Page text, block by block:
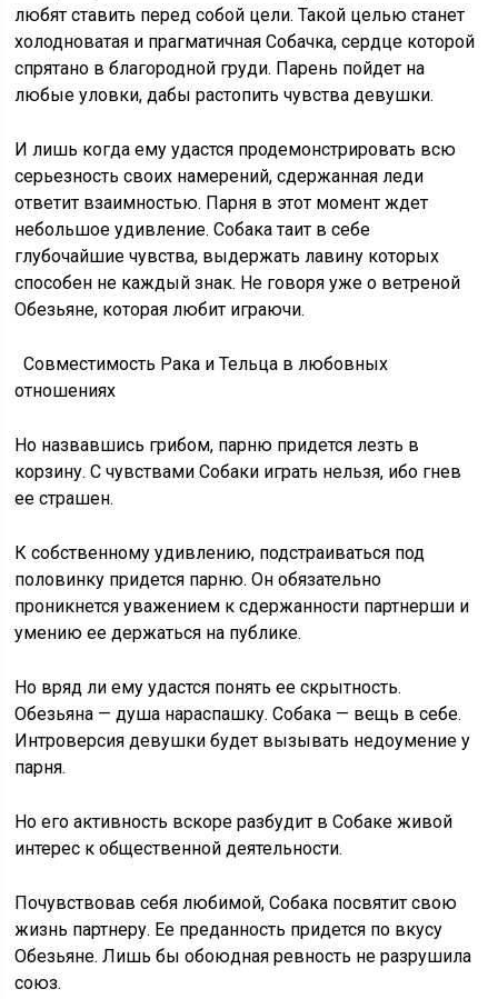
любят ставить перед собой цели. Такой целью станет
холодноватая и прагматичная Собачка, сердце которой
спрятано в благородной груди. Парень пойдет на
любые уловки, дабы растопить чувства девушки.
И лишь когда ему удастся продемонстрировать всю
серьезность своих намерений, сдержанная леди
ответит взаимностью. Парня в этот момент ждет
небольшое удивление. Собака таит в себе
глубочайшие чувства, выдержать лавину которых
способен не каждый знак. Не говоря уже о ветреной
Обезьяне, которая любит играючи.
Совместимость Рака и Тельца в любовных
отношениях
Но назвавшись грибом, парню придется лезть в
корзину. С чувствами Собаки играть нельзя, ибо гнев
ее страшен.
К собственному удивлению, подстраиваться под
половинку придется парню. Он обязательно
проникнется уважением к сдержанности партнерши и
умению ее держаться на публике.
Но вряд ли ему удастся понять ее скрытность.
Обезьяна — душа нараспашку. Собака — вещь в себе.
Интроверсия девушки будет вызывать недоумение у
парня.
Но его активность вскоре разбудит в Собаке живой
интерес к общественной деятельности.
Почувствовав себя любимой, Собака посвятит свою
жизнь партнеру. Ее преданность придется по вкусу
Обезьяне. Лишь бы обоюдная ревность не разрушила
союз.